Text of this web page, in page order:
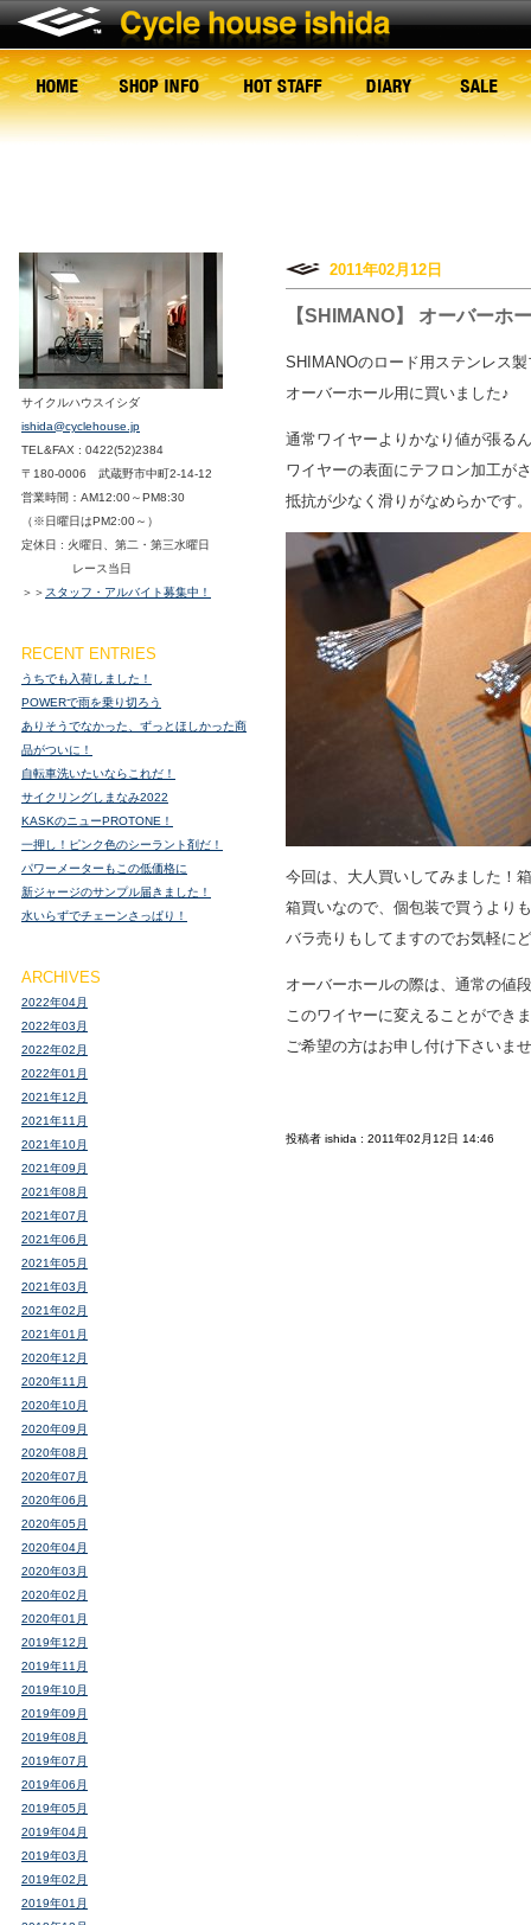
2011年02月12日
【SHIMANO】 オーバーホ
SHIMANOのロード用ステンレス
オーバーホール用に買いました♪
通常ワイヤーよりかなり値が張る
ワイヤーの表面にテフロン加工が
抵抗が少なく滑りがなめらかです。
今回は、大人買いしてみました！
箱買いなので、個包装で買うより
バラ売りもしてますのでお気軽に
オーバーホールの際は、通常の値
このワイヤーに変えることができ
ご希望の方はお申し付け下さいま
投稿者 ishida : 2011年02月12日 14:46
サイクルハウスイシダ
ishida@cyclehouse.jp
TEL&FAX : 0422(52)2384
〒180-0006 武蔵野市中町2-14-12
営業時間：AM12:00～PM8:30
（※日曜日はPM2:00～）
定休日 : 火曜日、第二・第三水曜日
レース当日
＞＞ スタッフ・アルバイト募集中！
RECENT ENTRIES
うちでも入荷しました！
POWERで雨を乗り切ろう
ありそうでなかった、ずっとほしかった商
品がついに！
自転車洗いたいならこれだ！
サイクリングしまなみ2022
KASKのニューPROTONE！
一押し！ピンク色のシーラント剤だ！
パワーメーターもこの低価格に
新ジャージのサンプル届きました！
水いらずでチェーンさっぱり！
ARCHIVES
2022年04月
2022年03月
2022年02月
2022年01月
2021年12月
2021年11月
2021年10月
2021年09月
2021年08月
2021年07月
2021年06月
2021年05月
2021年03月
2021年02月
2021年01月
2020年12月
2020年11月
2020年10月
2020年09月
2020年08月
2020年07月
2020年06月
2020年05月
2020年04月
2020年03月
2020年02月
2020年01月
2019年12月
2019年11月
2019年10月
2019年09月
2019年08月
2019年07月
2019年06月
2019年05月
2019年04月
2019年03月
2019年02月
2019年01月